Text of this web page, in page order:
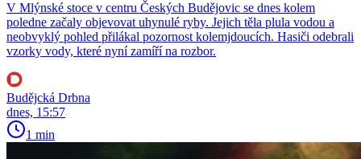
V Mlýnské stoce v centru Českých Budějovic se dnes kolem
poledne začaly objevovat uhynulé ryby. Jejich těla plula vodou a
neobvyklý pohled přilákal pozornost kolemjdoucích. Hasiči odebrali
vzorky vody, které nyní zamíří na rozbor.
Budějcká Drbna
dnes, 15:57
1 min